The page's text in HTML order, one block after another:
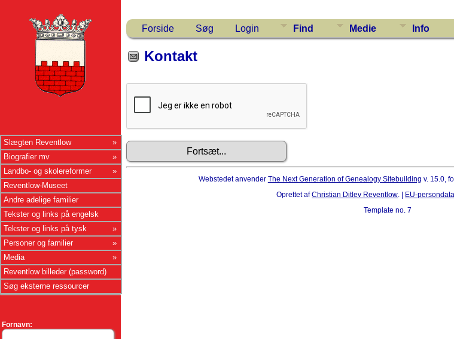
Slægten Reventlow
Biografier mv
Landbo- og skolereformer
Reventlow-Museet
Andre adelige familier
Tekster og links på engelsk
Tekster og links på tysk
Personer og familier
Media
Reventlow billeder (password)
Søg eksterne ressourcer
Fornavn:
Forside Søg Login Find Medie Info
Kontakt
Webstedet anvender The Next Generation of Genealogy Sitebuilding v. 15.0,
Oprettet afChristian Ditlev Reventlow. | EU-
Template no. 7